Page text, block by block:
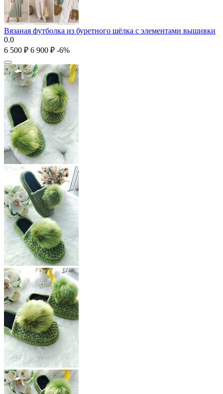
Вязаная футболка из буретного шёлка с элементами вышивки
0.0
6 500 ₽ 6 900 ₽ -6%